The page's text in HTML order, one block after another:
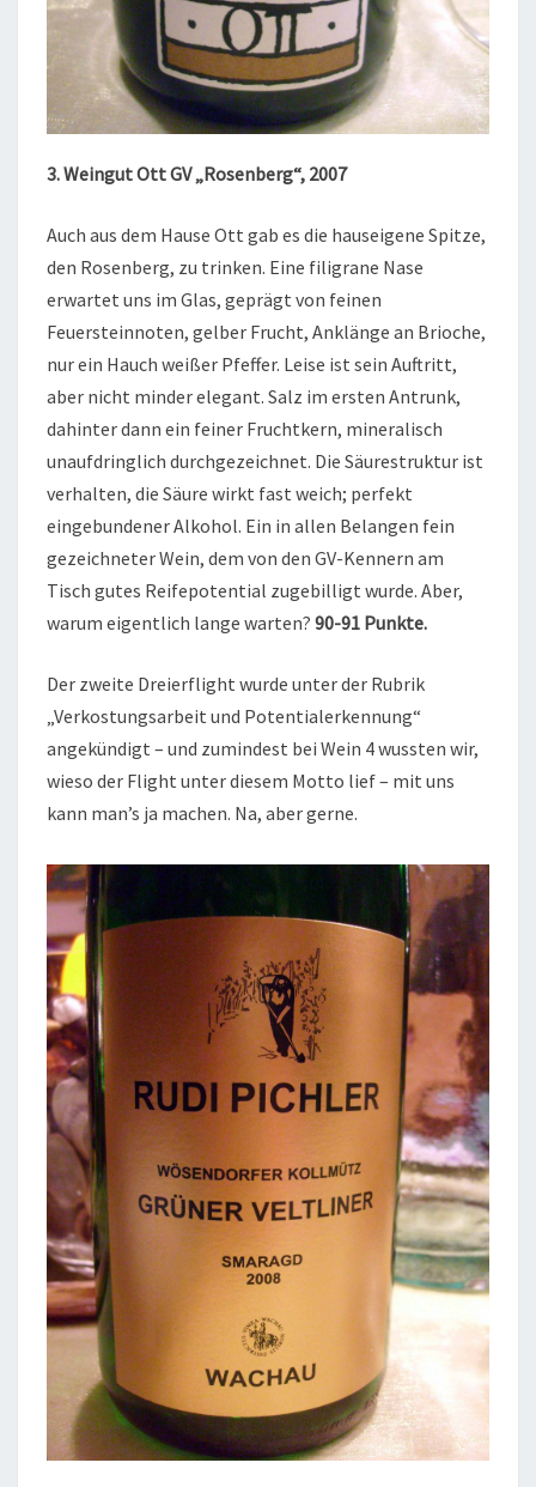
3. Weingut Ott GV „Rosenberg“, 2007
Auch aus dem Hause Ott gab es die hauseigene Spitze,
den Rosenberg, zu trinken. Eine filigrane Nase
erwartet uns im Glas, geprägt von feinen
Feuersteinnoten, gelber Frucht, Anklänge an Brioche,
nur ein Hauch weißer Pfeffer. Leise ist sein Auftritt,
aber nicht minder elegant. Salz im ersten Antrunk,
dahinter dann ein feiner Fruchtkern, mineralisch
unaufdringlich durchgezeichnet. Die Säurestruktur ist
verhalten, die Säure wirkt fast weich; perfekt
eingebundener Alkohol. Ein in allen Belangen fein
gezeichneter Wein, dem von den GV-Kennern am
Tisch gutes Reifepotential zugebilligt wurde. Aber,
warum eigentlich lange warten? 90-91 Punkte.
Der zweite Dreierflight wurde unter der Rubrik
„Verkostungsarbeit und Potentialerkennung“
angekündigt – und zumindest bei Wein 4 wussten wir,
wieso der Flight unter diesem Motto lief – mit uns
kann man’s ja machen. Na, aber gerne.